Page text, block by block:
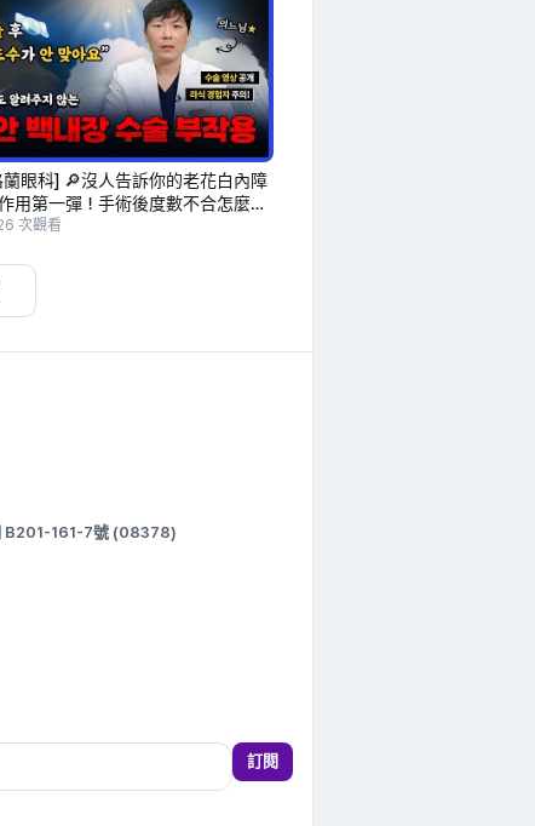
蘭眼科] 🔎沒人告訴你的老花白內障
用第一彈！手術後度數不合怎麼
障手術影片首次公開‼️
次觀看
B201-161-7號 (08378)
訂閱